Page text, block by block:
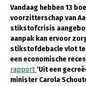
Transitiepaden
Thema’s
Gezonde planten
Gezonde dieren
Natuur, klimaat en
Vandaag hebben 13
voorzitterschap van
stikstofcrisis
aanpak kan ervoor
stikstofdebacle vlot
een economische
rapport ‘Uit een
minister Carola